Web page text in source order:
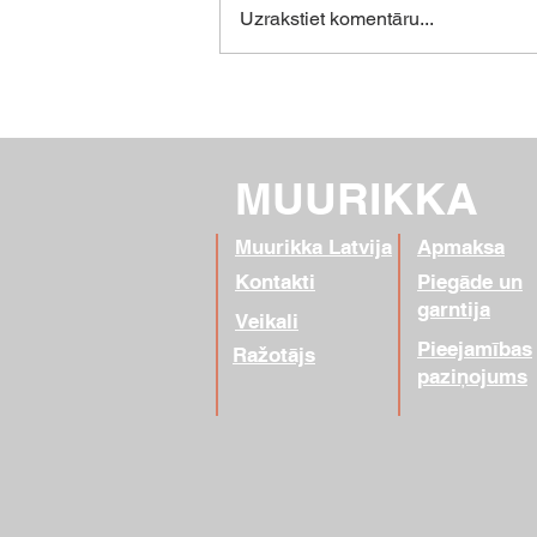
Uzrakstiet komentāru...
MUURIKKA
Muurikka Latvija
Kontakti
Veikali
Ražotājs
Apmaksa
Piegāde un
garntija
Pieejamības
paziņojums